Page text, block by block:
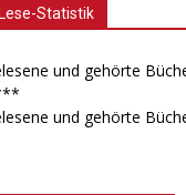
Lese-Statistik
und gehörte
und gehörte